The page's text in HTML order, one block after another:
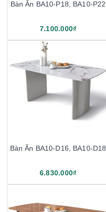
Bàn Ăn BA10-P18, BA10-P22
7.100.000₫
Bàn Ăn BA10-D16, BA10-D18
6.830.000₫